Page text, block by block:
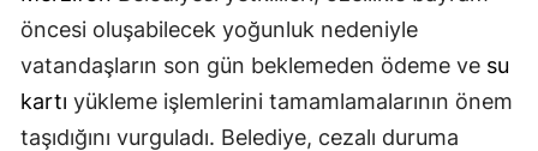
öncesi oluşabilecek yoğunluk nedeniyle
vatandaşların son gün beklemeden ödeme ve su
kartı yükleme işlemlerini tamamlamalarının önem
taşıdığını vurguladı. Belediye, cezalı duruma